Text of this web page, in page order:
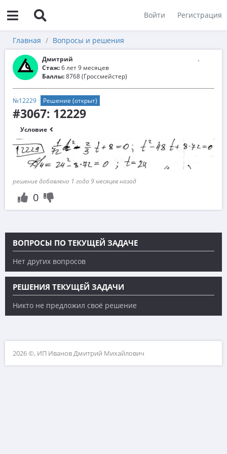
Войти Регистрация
Главная Вопросы и решения
Дмитрий
Стаж:6 лет 9 месяцев
Баллы:8768 (Гроссмейстер)
№12229 Решение (открыт)
#3067: 12229
Условие
решение добавлено 1 года 9 месяцев назад
0
ВОПРОСЫ ПО ТЕКУЩЕЙ ЗАДАЧЕ
Нет других вопросов
РЕШЕНИЯ ТЕКУЩЕЙ ЗАДАЧИ
Никто не предложил своё решение
2026 ©, ИП Иванов Дмитрий Михайлович